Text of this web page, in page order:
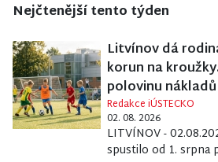
Nejčtenější tento týden
Litvínov dá
korun na
polovinu nákladů
Redakce iÚSTECKO
02. 08. 2026
LITVÍNOV -
spustilo od 1. srpna